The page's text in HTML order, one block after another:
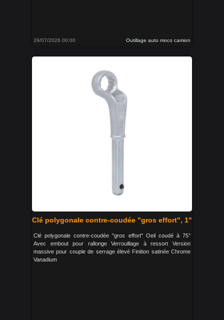
29/07/2026 00:00 Outillage auto moco camion
Clé polygonale contre-coudée "gros effort", 1"
Clé polygonale contre-coudée "gros effort" Oeil coudé à 75°
Avec embout pour rallonge Verrouillage à ressort Version
massive pour couple de serrage élevé Finition satinée Chrome
Vanadium